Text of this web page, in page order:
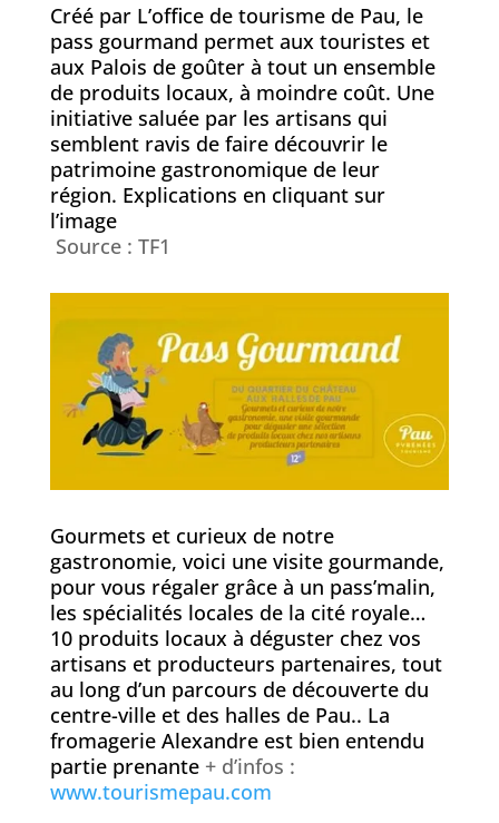
Créé par L’office de tourisme de Pau, le
pass gourmand permet aux touristes et
aux Palois de goûter à tout un ensemble
de produits locaux, à moindre coût. Une
initiative saluée par les artisans qui
semblent ravis de faire découvrir le
patrimoine gastronomique de leur
région. Explications en cliquant sur
l’image
Source : TF1
Gourmets et curieux de notre
gastronomie, voici une visite gourmande,
pour vous régaler grâce à un pass’malin,
les spécialités locales de la cité royale…
10 produits locaux à déguster chez vos
artisans et producteurs partenaires, tout
au long d’un parcours de découverte du
centre-ville et des halles de Pau.. La
fromagerie Alexandreest bien entendu
partie prenante+ d’infos :
www.tourismepau.com